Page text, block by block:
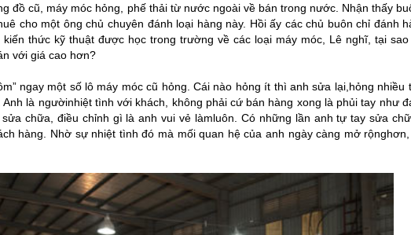
đồ cũ, máy móc hỏng, phế thải từ nước ngoài về bán trong nước. Nhận thấy
cho một ông chủ chuyên đánh loại hàng này. Hồi ấy các chủ buôn chỉ đánh
thức kỹ thuật được học trong trường về các loại máy móc, Lê nghĩ, tại sao
với giá cao hơn?
ngay một số lô máy móc cũ hỏng. Cái nào hỏng ít thì anh sửa lại,hỏng nhiều
là ngườinhiệt tình với khách, không phải cứ bán hàng xong là phủi tay như
chữa, điều chỉnh gì là anh vui vẻ làmluôn. Có những lần anh tự tay sửa
hàng. Nhờ sự nhiệt tình đó mà mối quan hệ của anh ngày càng mở rộnghơn,